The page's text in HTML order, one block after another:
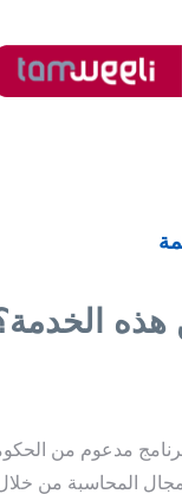
مدعوم من
المحاسبة من خلال